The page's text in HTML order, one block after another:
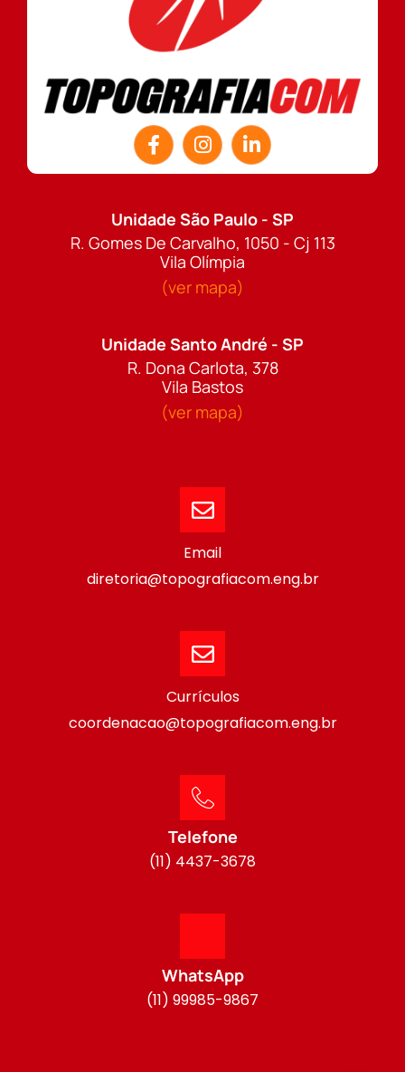
Unidade São Paulo - SP
R. Gomes De Carvalho, 1050 - Cj 113
Vila Olímpia
(ver mapa)
Unidade Santo André - SP
R. Dona Carlota, 378
Vila Bastos
(ver mapa)
Email
diretoria@topografiacom.eng.br
Currículos
coordenacao@topografiacom.eng.br
Telefone
(11) 4437-3678
WhatsApp
(11) 99985-9867